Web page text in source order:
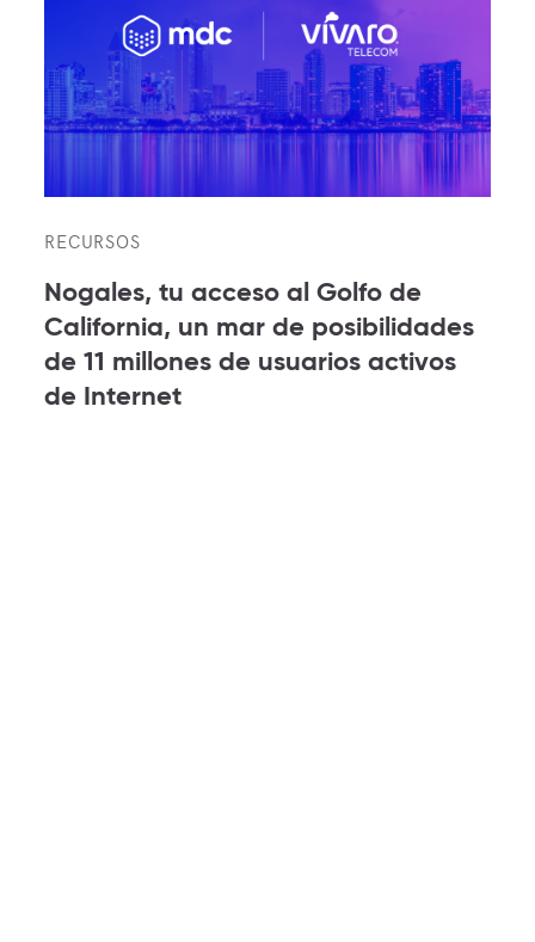
RECURSOS
Nogales, tu acceso al Golfo de
California, un mar de posibilidades
de 11 millones de usuarios activos
de Internet